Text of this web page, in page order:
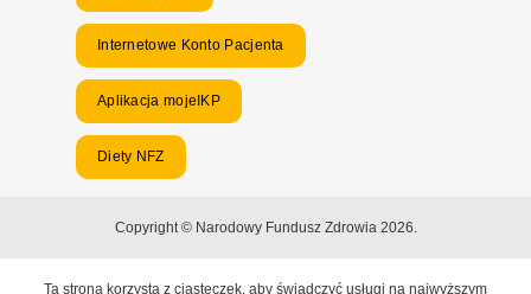
Internetowe Konto Pacjenta
Aplikacja mojeIKP
Diety NFZ
Copyright © Narodowy Fundusz Zdrowia 2026.
Ta strona korzysta z ciasteczek, aby świadczyć usługi na najwyższym